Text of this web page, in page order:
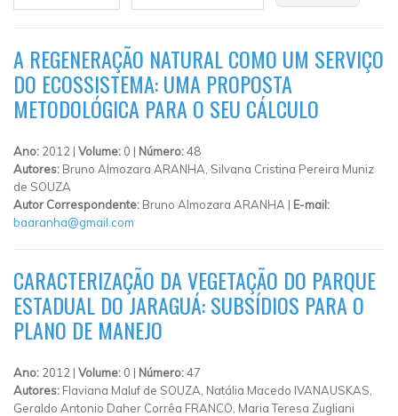
A REGENERAÇÃO NATURAL COMO UM SERVIÇO
DO ECOSSISTEMA: UMA PROPOSTA
METODOLÓGICA PARA O SEU CÁLCULO
Ano: 2012 | Volume: 0 | Número:48
Autores: Bruno Almozara ARANHA, Silvana Cristina Pereira Muniz
de SOUZA
Autor Correspondente: Bruno Almozara ARANHA | E-mail:
baaranha@gmail.com
CARACTERIZAÇÃO DA VEGETAÇÃO DO PARQUE
ESTADUAL DO JARAGUÁ: SUBSÍDIOS PARA O
PLANO DE MANEJO
Ano: 2012 | Volume: 0 | Número:47
Autores: Flaviana Maluf de SOUZA, Natália Macedo IVANAUSKAS,
Geraldo Antonio Daher Corrêa FRANCO, Maria Teresa Zugliani